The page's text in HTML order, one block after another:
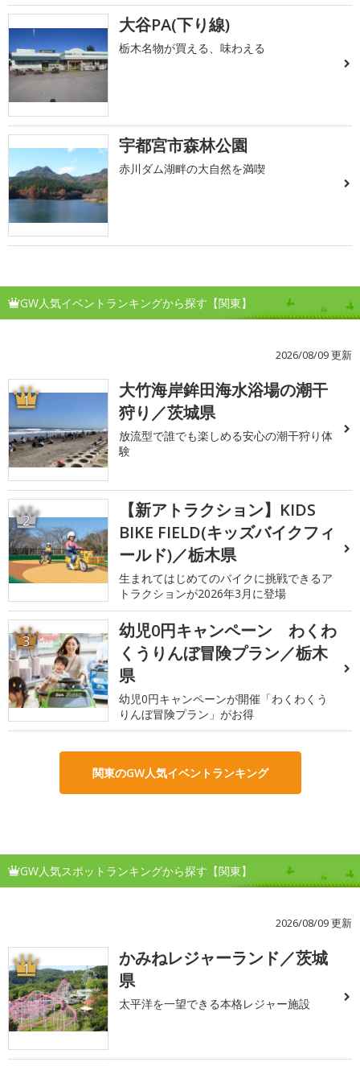
大谷PA(下り線)
栃木名物が買える、味わえる
宇都宮市森林公園
赤川ダム湖畔の大自然を満喫
GW人気イベントランキングから探す【関東】
2026/08/09 更新
1
大竹海岸鉾田海水浴場の潮干
狩り／茨城県
放流型で誰でも楽しめる安心の潮干狩り体
験
2
【新アトラクション】KIDS
BIKE FIELD(キッズバイクフィ
ールド)／栃木県
生まれてはじめてのバイクに挑戦できるア
トラクションが2026年3月に登場
3
幼児0円キャンペーン わくわ
くうりんぼ冒険プラン／栃木
県
幼児0円キャンペーンが開催「わくわくう
りんぼ冒険プラン」がお得
関東のGW人気イベントランキング
GW人気スポットランキングから探す【関東】
2026/08/09 更新
1
かみねレジャーランド／茨城
県
太平洋を一望できる本格レジャー施設